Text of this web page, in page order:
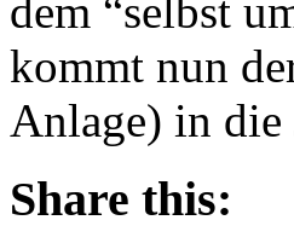
dem “selbst
kommt nun
Anlage) in
Share this: